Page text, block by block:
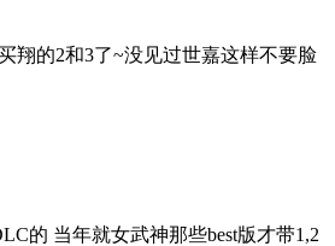
翔的2和3了~没见过世嘉这样不要脸
的 当年就女武神那些best版才带1,2